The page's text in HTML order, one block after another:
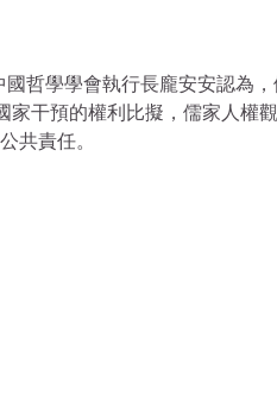
哲學學會執行長龐安安認為
干預的權利比擬，儒家人權
共責任。